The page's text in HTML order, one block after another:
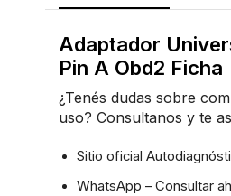
Adaptador
Pin A Obd2 Ficha
¿Tenés dudas sobre
uso? Consultanos y te
Sitio oficial
WhatsApp – Consultar